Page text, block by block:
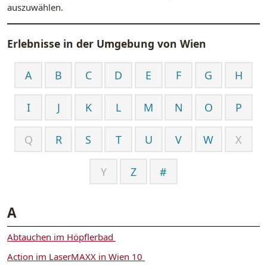
auszuwählen.
Erlebnisse in der Umgebung von Wien
A B C D E F G H
I J K L M N O P
Q R S T U V W X
Y Z #
A
Abtauchen im Höpflerbad
Action im LaserMAXX in Wien 10